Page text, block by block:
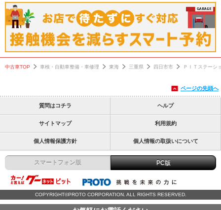
中古車TOP 車検・自動車整備・車修理 東海 三重県 四日市市 ＰＩＴステー
ページの先頭へ
質問はコチラ ヘルプ
サイトマップ 利用規約
個人情報保護方針 個人情報の取扱いについて
スマートフォン版 PC版
COPYRIGHT©PROTO CORPORATION. ALL RIGHTS RESERVED.